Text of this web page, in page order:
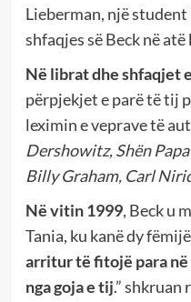
Lieberman, një student
shfaqjes së Beck në atë
Në librat dhe shfaqjet
përpjekjet e parë të tij
leximin e veprave të
Dershowitz, Shën
Billy Graham, Carl
Në vitin 1999, Beck u
Tania, ku kanë dy
arritur të fitojë para në
nga goja e tij.” shkruan